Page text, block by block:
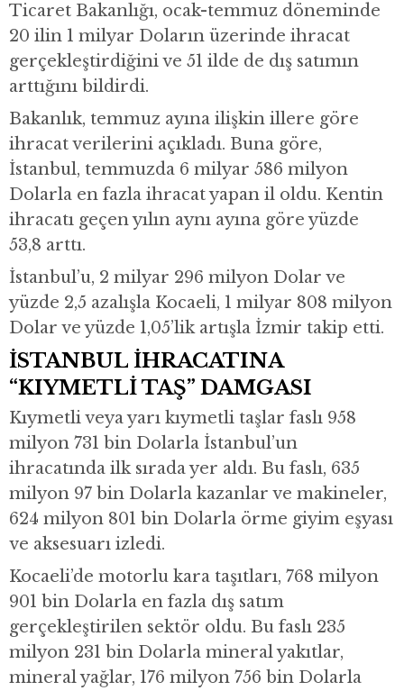
Ticaret Bakanlığı, ocak-temmuz döneminde
20 ilin 1 milyar Doların üzerinde ihracat
gerçekleştirdiğini ve 51 ilde de dış satımın
arttığını bildirdi.
Bakanlık, temmuz ayına ilişkin illere göre
ihracat verilerini açıkladı. Buna göre,
İstanbul, temmuzda 6 milyar 586 milyon
Dolarla en fazla ihracat yapan il oldu. Kentin
ihracatı geçen yılın aynı ayına göre yüzde
53,8 arttı.
İstanbul’u, 2 milyar 296 milyon Dolar ve
yüzde 2,5 azalışla Kocaeli, 1 milyar 808 milyon
Dolar ve yüzde 1,05’lik artışla İzmir takip etti.
İSTANBUL İHRACATINA
“KIYMETLİ TAŞ” DAMGASI
Kıymetli veya yarı kıymetli taşlar faslı 958
milyon 731 bin Dolarla İstanbul’un
ihracatında ilk sırada yer aldı. Bu faslı, 635
milyon 97 bin Dolarla kazanlar ve makineler,
624 milyon 801 bin Dolarla örme giyim eşyası
ve aksesuarı izledi.
Kocaeli’de motorlu kara taşıtları, 768 milyon
901 bin Dolarla en fazla dış satım
gerçekleştirilen sektör oldu. Bu faslı 235
milyon 231 bin Dolarla mineral yakıtlar,
mineral yağlar, 176 milyon 756 bin Dolarla